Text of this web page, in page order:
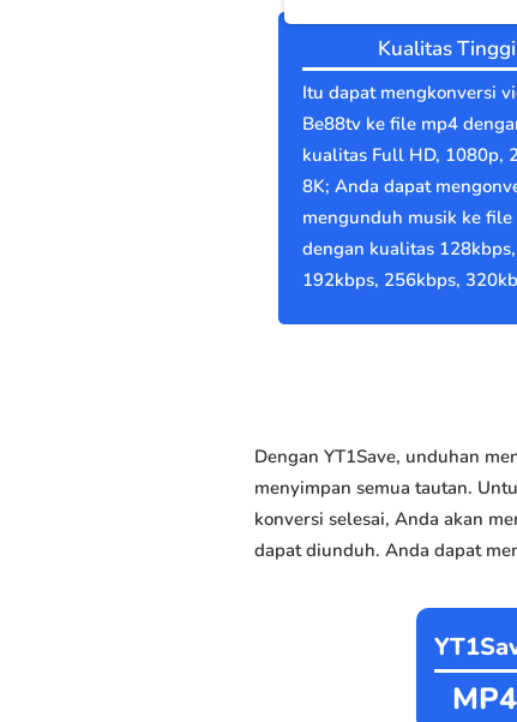
Kualitas Tinggi
Itu dapat mengkonversi
Be88tv ke file mp4
kualitas Full HD, 1080p,
8K; Anda dapat
mengunduh musik ke file
dengan kualitas 128kbps,
192kbps, 256kbps,
Dengan YT1Save, unduhan
menyimpan semua tautan.
konversi selesai, Anda akan
dapat diunduh. Anda dapat
MP4